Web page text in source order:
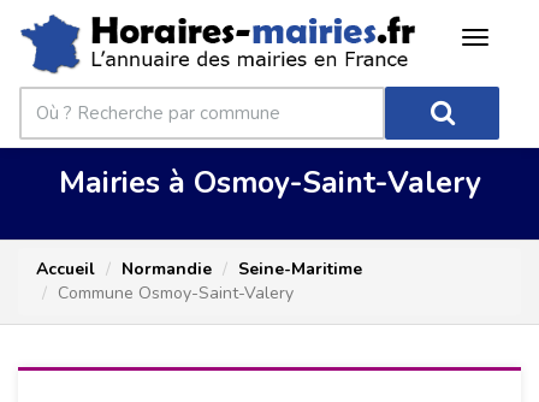
Mairies à Osmoy-Saint-Valery
Accueil Normandie
Seine-Maritime
Commune Osmoy-Saint-Valery